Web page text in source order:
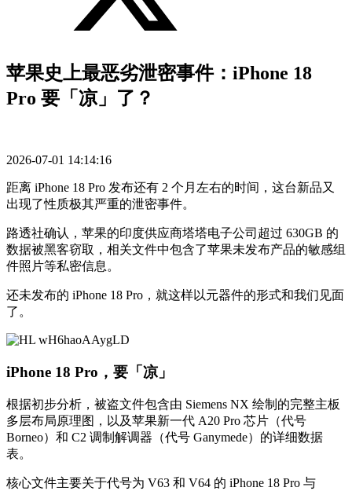
苹果史上最恶劣泄密事件：iPhone 18
Pro 要「凉」了？
2026-07-01 14:14:16
距离 iPhone 18 Pro 发布还有 2 个月左右的时间，这台新品又
出现了性质极其严重的泄密事件。
路透社确认，苹果的印度供应商塔塔电子公司超过 630GB 的
数据被黑客窃取，相关文件中包含了苹果未发布产品的敏感组
件照片等私密信息。
还未发布的 iPhone 18 Pro，就这样以元器件的形式和我们见面
了。
iPhone 18 Pro，要「凉」
根据初步分析，被盗文件包含由 Siemens NX 绘制的完整主板
多层布局原理图，以及苹果新一代 A20 Pro 芯片（代号
Borneo）和 C2 调制解调器（代号 Ganymede）的详细数据
表。
核心文件主要关于代号为 V63 和 V64 的 iPhone 18 Pro 与